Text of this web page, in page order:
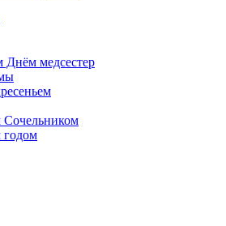
медсестер
Сочельником